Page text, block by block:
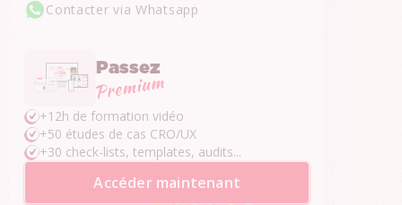
Contacter via Whatsapp
Passez
+12h de formation vidéo
+50 études de cas CRO/UX
+30 check-lists, templates, audits...
Accéder maintenant